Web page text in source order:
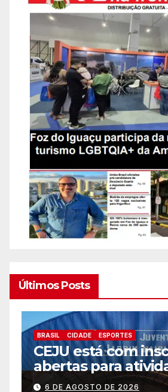
Últimos Posts
BRASIL CIDADE ESPORTES
CEJU está com
abertas para
gratuitas
6 DE AGOSTO DE 2026